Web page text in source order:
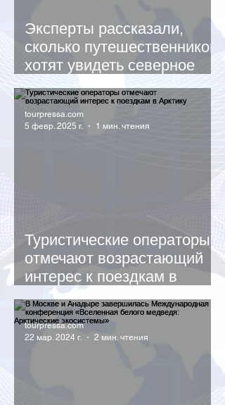
Эксперты рассказали,
сколько путешественников
хотят увидеть северное
сияние
Туристические операторы
отмечают возрастающий
интерес к поездкам в
Арктику
tourpressa.com
5 февр. 2025 г.
1 мин. чтения
tourpressa.com
22 мар. 2024 г.
2 мин. чтения